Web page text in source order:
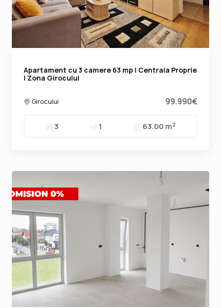
Apartament cu 3 camere 63 mp | Centrala Proprie
| Zona Girocului
Girocului 99.990€
3 1 63.00 m2